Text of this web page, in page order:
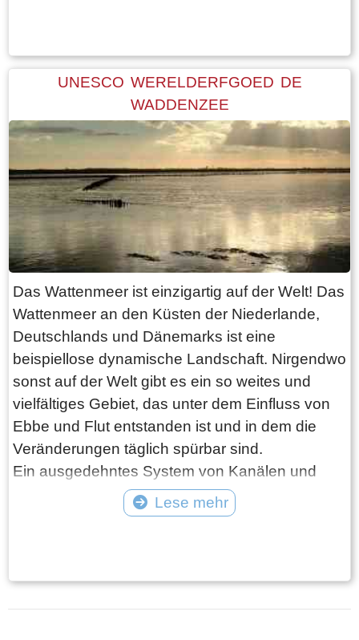
Dennoch spielt das monumentale
Woudagemaal in besonderen Fällen eine
entscheidende Rolle. Bei extrem hohem
Wasserstand wird mit der alten
Dampfpumpstation das überschüssige Wasser
so schnell wie möglich in das IJsselmeer
abgeleitet. Seit 1998 steht das Woudagemaal
auf der UNESCO-Welterbeliste.
UNESCO WERELDERFGOED DE
WADDENZEE
Das Wattenmeer ist einzigartig auf der Welt! Das
Wattenmeer an den Küsten der Niederlande,
Deutschlands und Dänemarks ist eine
beispiellose dynamische Landschaft. Nirgendwo
sonst auf der Welt gibt es ein so weites und
vielfältiges Gebiet, das unter dem Einfluss von
Ebbe und Flut entstanden ist und in dem die
Veränderungen täglich spürbar sind.
Ein ausgedehntes System von Kanälen und
Schluchten ist mit trockenen Sandbänken
durchsetzt. Muschelbänke, nährstoffreiches
wehende Seegrasfelder. Diese landschaftliche
Vielfalt macht das Wattenmeer zu einem
Lese mehr